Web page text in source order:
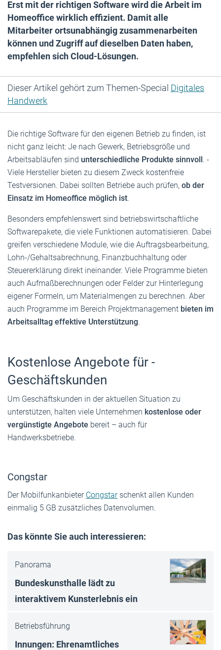
Erst mit der richtigen Software wird die Arbeit im
Homeoffice wirklich effizient. Damit alle
Mitarbeiter ortsunabhängig zusammenarbeiten
können und Zugriff auf dieselben Daten haben,
empfehlen sich Cloud-Lösungen.
Dieser Artikel gehört zum Themen-Special Digitales
Handwerk
Die richtige Software für den eigenen Betrieb zu finden, ist
nicht ganz leicht: Je nach Gewerk, Betriebsgröße und
Arbeitsabläufen sind unterschiedliche Produkte sinnvoll. ­
Viele Hersteller bieten zu diesem Zweck kostenfreie
Testversionen. Dabei sollten Betriebe auch prüfen, ob der
Einsatz im Homeoffice möglich ist.
Besonders empfehlenswert sind betriebswirtschaftliche
Softwarepakete, die viele Funktionen automatisieren. Dabei
greifen verschiedene Module, wie die Auftragsbearbeitung,
Lohn-/Gehaltsabrechnung, Finanzbuchhaltung oder
Steuererklärung direkt ineinander. Viele Programme bieten
auch Aufmaßberechnungen oder Felder zur Hinterlegung
eigener Formeln, um Materialmengen zu berechnen. Aber
auch Programme im Bereich Projektmanagement bieten im
Arbeitsalltag effektive Unterstützung.
Kostenlose Angebote für ­
Geschäftskunden
Um Geschäftskunden in der aktuellen ­Situation zu
unterstützen, halten viele Unternehmen kostenlose oder
vergünstigte ­Angebote bereit – auch für
Handwerksbetriebe.
Congstar
Der Mobilfunkanbieter Congstarschenkt allen Kunden
einmalig 5 GB zusätzliches Daten­volumen.
Das könnte Sie auch interessieren:
Panorama
Bundeskunsthalle lädt zu
interaktivem Kunsterlebnis ein
Betriebsführung
Innungen: Ehrenamtliches